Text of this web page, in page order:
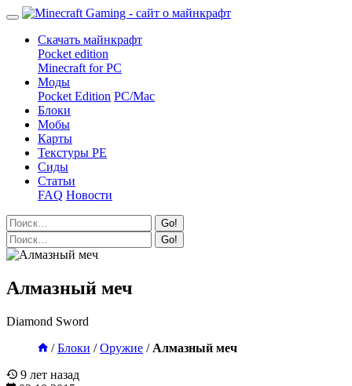
Скачать майнкрафт
Pocket edition
Minecraft for PC
Моды
Pocket Edition PC/Mac
Блоки
Мобы
Карты
Текстуры PE
Сиды
Статьи
FAQ Новости
Go!
Go!
Алмазный меч
Diamond Sword
/Блоки /Оружие / Алмазный меч
9 лет назад